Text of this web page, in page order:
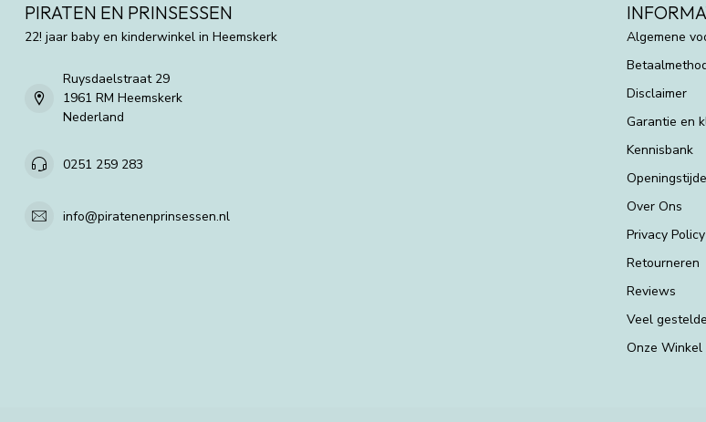
PIRATEN EN PRINSESSEN
22! jaar baby en kinderwinkel in Heemskerk
Ruysdaelstraat 29
1961 RM Heemskerk
Nederland
0251 259 283
info@piratenenprinsessen.nl
Algemene
Disclaimer
Garantie en
Kennisbank
Over Ons
Privacy Policy
Retourneren
Reviews
Veel
Onze Winkel